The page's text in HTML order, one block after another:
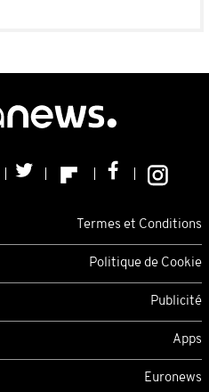
Termes et Conditions
Politique de Cookie
Publicité
Apps
Euronews